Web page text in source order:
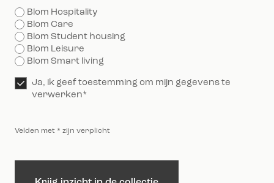
Blom Hospitality
Blom Care
Blom Student housing
Blom Leisure
Blom Smart living
Toestemming
Ja, ik geef toestemming om mijn gegevens te
verwerken*
Velden met * zijn verplicht